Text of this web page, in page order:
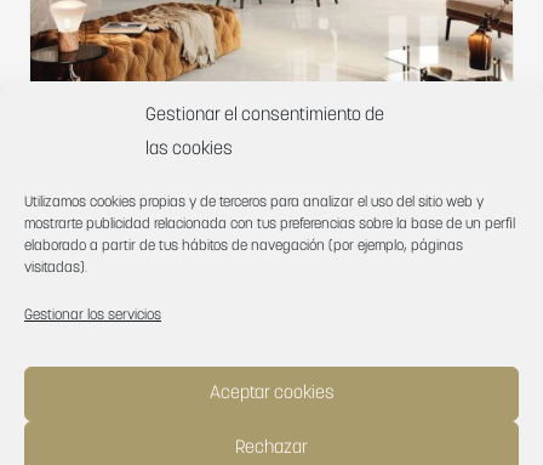
Gestionar el consentimiento de
las cookies
Utilizamos cookies propias y de terceros para analizar el uso del sitio web y
mostrarte publicidad relacionada con tus preferencias sobre la base de un perfil
elaborado a partir de tus hábitos de navegación (por ejemplo, páginas
visitadas).
Gestionar los servicios
Aceptar cookies
Rechazar
Lyon 6625